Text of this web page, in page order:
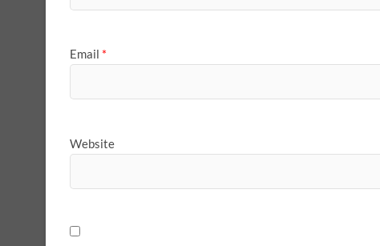
Email *
Website